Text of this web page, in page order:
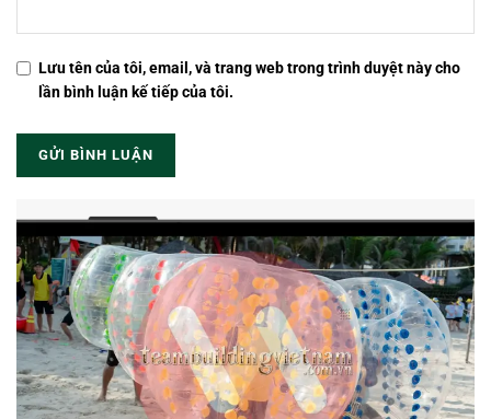
Lưu tên của tôi, email, và trang web trong trình duyệt này cho
lần bình luận kế tiếp của tôi.